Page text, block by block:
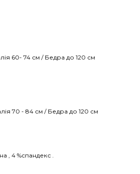
60- 74 см / Бедра до 120 см
70 - 84 см / Бедра до 120 см
, 4 %спандекс .